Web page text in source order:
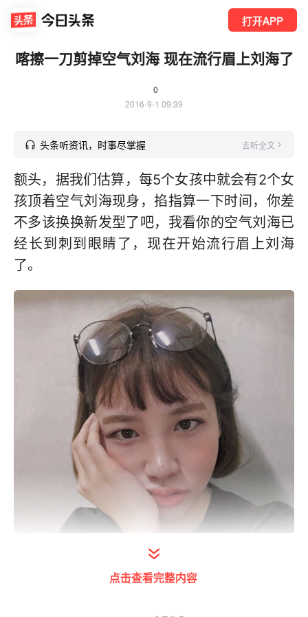
打开APP
喀擦一刀剪掉空气刘海 现在流行眉上刘海了
0
2016-9-1 09:39
头条听资讯，时事尽掌握 去听全文
额头，据我们估算，每5个女孩中就会有2个女
孩顶着空气刘海现身，掐指算一下时间，你差
不多该换换新发型了吧，我看你的空气刘海已
经长到刺到眼睛了，现在开始流行眉上刘海
了。
打开今日头条查看图片详情
点击查看完整内容